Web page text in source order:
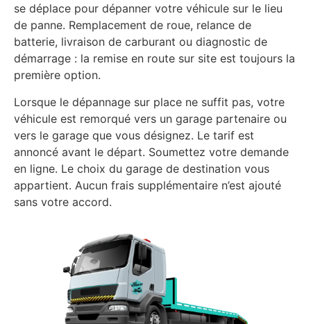
se déplace pour dépanner votre véhicule sur le lieu
de panne. Remplacement de roue, relance de
batterie, livraison de carburant ou diagnostic de
démarrage : la remise en route sur site est toujours la
première option.
Lorsque le dépannage sur place ne suffit pas, votre
véhicule est remorqué vers un garage partenaire ou
vers le garage que vous désignez. Le tarif est
annoncé avant le départ. Soumettez votre demande
en ligne. Le choix du garage de destination vous
appartient. Aucun frais supplémentaire n’est ajouté
sans votre accord.